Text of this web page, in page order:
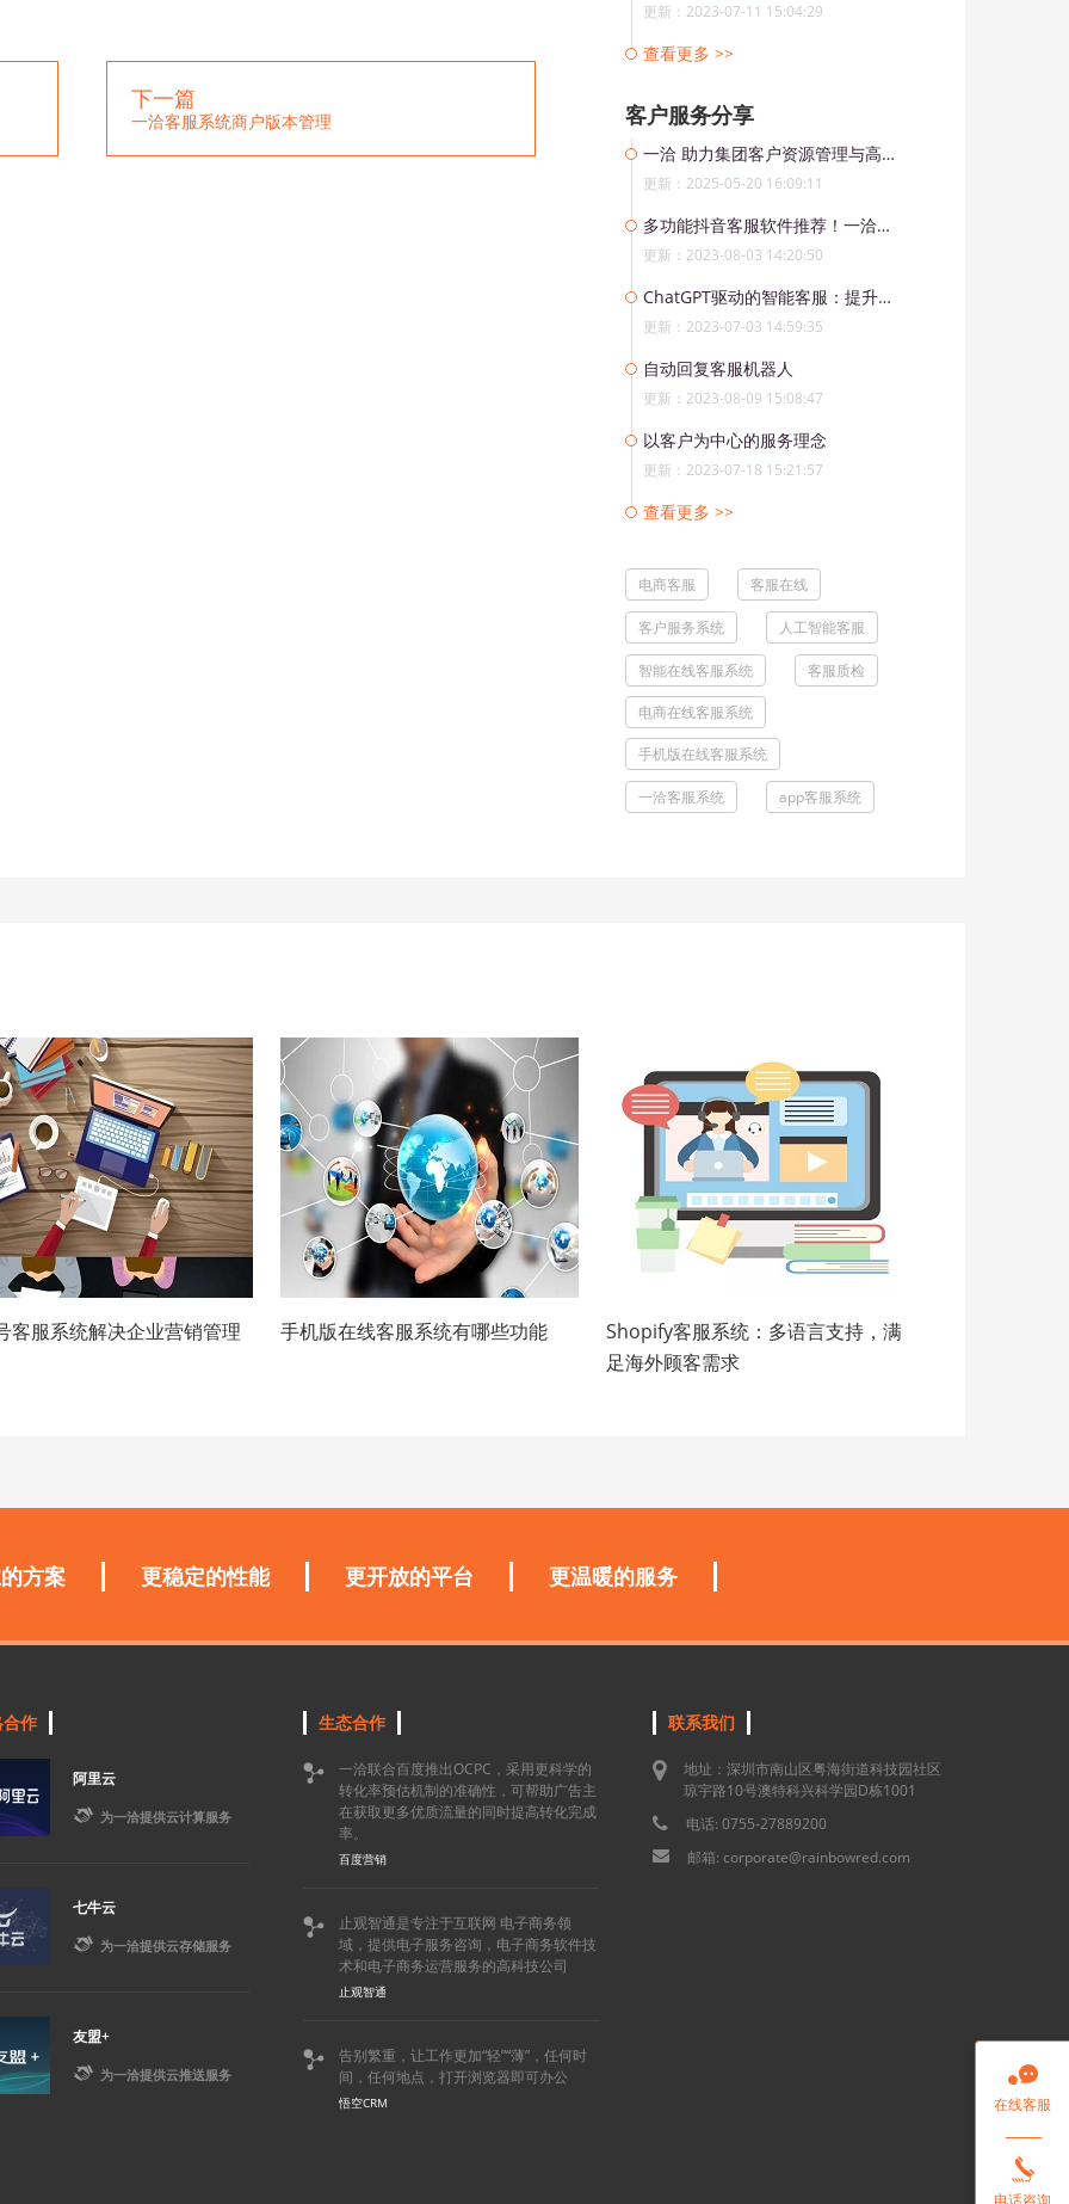
下一篇
一洽客服系统商户版本管理
更新：2023-07-11 15:04:29
查看更多 >>
客户服务分享
一洽 助力集团客户资源管理与高效运营解决方案
更新：2025-05-20 16:09:11
多功能抖音客服软件推荐！一洽在线客服软件助力企业抢占抖音大市场
更新：2023-08-03 14:20:50
ChatGPT驱动的智能客服：提升用户体验的未来之路
更新：2023-07-03 14:59:35
自动回复客服机器人
更新：2023-08-09 15:08:47
以客户为中心的服务理念
更新：2023-07-18 15:21:57
查看更多 >>
电商客服 客服在线
客户服务系统 人工智能客服
智能在线客服系统 客服质检
电商在线客服系统
手机版在线客服系统
一洽客服系统 app客服系统
客服系统解决企业营销管理 手机版在线客服系统有哪些功能
Shopify客服系统：多语言支持，满
足海外顾客需求
方案 更稳定的性能 更开放的平台 更温暖的服务
作
阿里云
 为一洽提供云计算服务
七牛云
 为一洽提供云存储服务
友盟+
 为一洽提供云推送服务
生态合作

一洽联合百度推出OCPC，采用更科学的
转化率预估机制的准确性，可帮助广告主
在获取更多优质流量的同时提高转化完成
率。
百度营销

止观智通是专注于互联网 电子商务领
域，提供电子服务咨询，电子商务软件技
术和电子商务运营服务的高科技公司
止观智通

告别繁重，让工作更加“轻”“薄”，任何时
间，任何地点，打开浏览器即可办公
悟空CRM
联系我们
地址：深圳市南山区粤海街道科技园社区
琼宇路10号澳特科兴科学园D栋1001
电话: 0755-27889200
邮箱: corporate@rainbowred.com

在线客服

电话咨询